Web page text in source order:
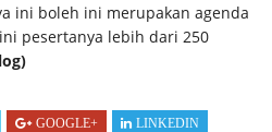
ini boleh ini merupakan agenda
pesertanya lebih dari 250
GOOGLE+
LINKEDIN